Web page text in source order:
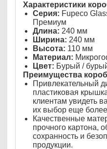
Характеристики
Серия: Fupeco
Премиум
Длина: 240 мм
Ширина: 240 мм
Высота: 110 мм
Материал:
Цвет: Бурый /
Преимущества
Привлекательный
пластиковая
клиентам увидеть
их выбор еще
Качественные
прочного картона,
сохранность и
продукции.